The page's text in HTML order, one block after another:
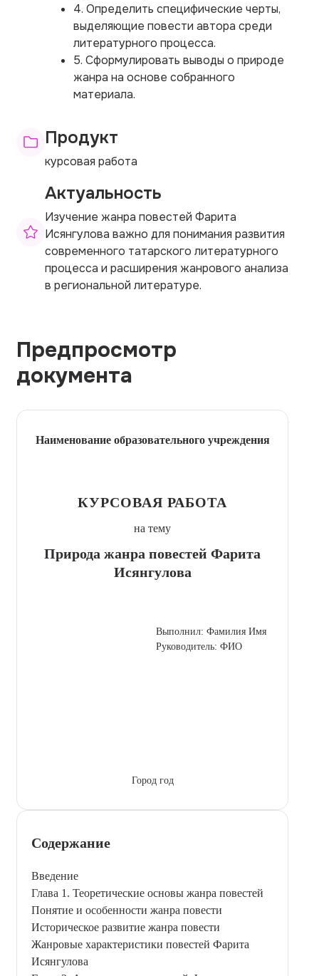
4. Определить специфические черты,
выделяющие повести автора среди
литературного процесса.
5. Сформулировать выводы о природе
жанра на основе собранного
материала.
Продукт
курсовая работа
Актуальность
Изучение жанра повестей Фарита
Исянгулова важно для понимания развития
современного татарского литературного
процесса и расширения жанрового анализа
в региональной литературе.
Предпросмотр
документа
Наименование образовательного учреждения
КУРСОВАЯ РАБОТА
на тему
Природа жанра повестей Фарита
Исянгулова
Выполнил: Фамилия Имя
Руководитель: ФИО
Город год
Содержание
Введение
Глава 1. Теоретические основы жанра повестей
Понятие и особенности жанра повести
Историческое развитие жанра повести
Жанровые характеристики повестей Фарита
Исянгулова